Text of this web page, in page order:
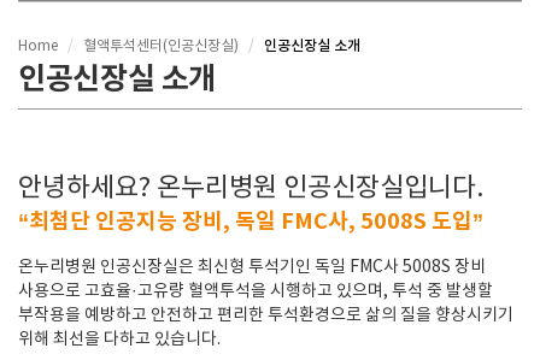
인공신장실 소개
Home 혈액투석센터(인공신장실) 인공신장실 소개
안녕하세요? 온누리병원 인공신장실입니다.
“최첨단 인공지능 장비, 독일 FMC사, 5008S 도입”
온누리병원 인공신장실은 최신형 투석기인 독일 FMC사 5008S 장비
사용으로 고효율·고유량 혈액투석을 시행하고 있으며, 투석 중 발생할
부작용을 예방하고 안전하고 편리한 투석환경으로 삶의 질을 향상시키기
위해 최선을 다하고 있습니다.